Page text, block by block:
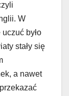
W
było
stały się
a nawet